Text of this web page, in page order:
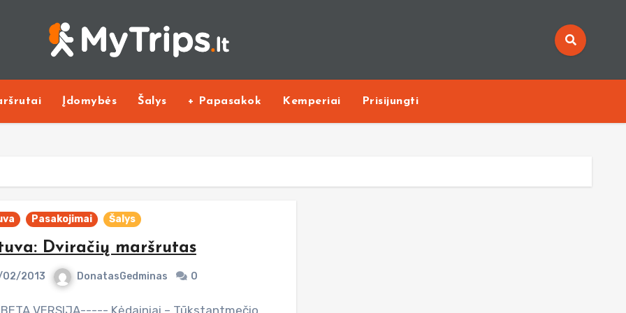
Įdomybės Šalys + Papasakok Kemperiai Prisijungti
Pasakojimai Šalys
Dviračių maršrutas
02/2013 DonatasGedminas 0